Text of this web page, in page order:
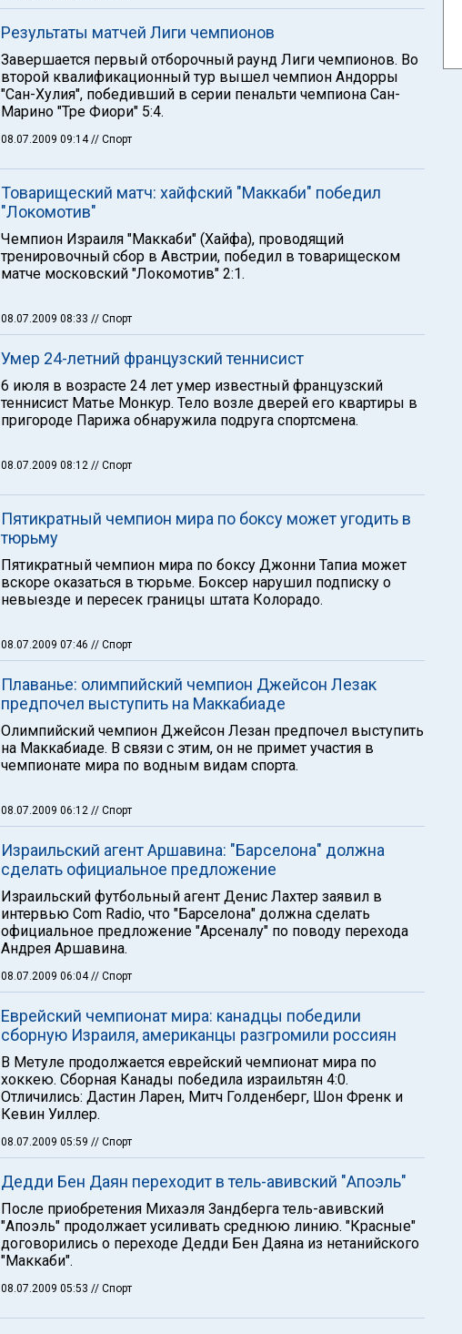
Результаты матчей Лиги чемпионов
Завершается первый отборочный раунд Лиги чемпионов. Во
второй квалификационный тур вышел чемпион Андорры
"Сан-Хулия", победивший в серии пенальти чемпиона Сан-
Марино "Тре Фиори" 5:4.
08.07.2009 09:14// Спорт
Товарищеский матч: хайфский "Маккаби" победил
"Локомотив"
Чемпион Израиля "Маккаби" (Хайфа), проводящий
тренировочный сбор в Австрии, победил в товарищеском
матче московский "Локомотив" 2:1.
08.07.2009 08:33 // Спорт
Умер 24-летний французский теннисист
6 июля в возрасте 24 лет умер известный французский
теннисист Матье Монкур. Тело возле дверей его квартиры в
пригороде Парижа обнаружила подруга спортсмена.
08.07.2009 08:12 // Спорт
Пятикратный чемпион мира по боксу может угодить в
тюрьму
Пятикратный чемпион мира по боксу Джонни Тапиа может
вскоре оказаться в тюрьме. Боксер нарушил подписку о
невыезде и пересек границы штата Колорадо.
08.07.2009 07:46 // Спорт
Плаванье: олимпийский чемпион Джейсон Лезак
предпочел выступить на Маккабиаде
Олимпийский чемпион Джейсон Лезан предпочел выступить
на Маккабиаде. В связи с этим, он не примет участия в
чемпионате мира по водным видам спорта.
08.07.2009 06:12 // Спорт
Израильский агент Аршавина: "Барселона" должна
сделать официальное предложение
Израильский футбольный агент Денис Лахтер заявил в
интервью Com Radio, что "Барселона" должна сделать
официальное предложение "Арсеналу" по поводу перехода
Андрея Аршавина.
08.07.2009 06:04// Спорт
Еврейский чемпионат мира: канадцы победили
сборную Израиля, американцы разгромили россиян
В Метуле продолжается еврейский чемпионат мира по
хоккею. Сборная Канады победила израильтян 4:0.
Отличились: Дастин Ларен, Митч Голденберг, Шон Френк и
Кевин Уиллер.
08.07.2009 05:59 // Спорт
Дедди Бен Даян переходит в тель-авивский "Апоэль"
После приобретения Михаэля Зандберга тель-авивский
"Апоэль" продолжает усиливать среднюю линию. "Красные"
договорились о переходе Дедди Бен Даяна из нетанийского
"Маккаби".
08.07.2009 05:53 // Спорт